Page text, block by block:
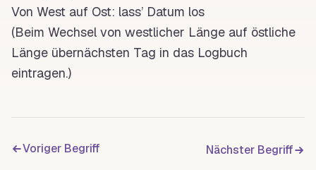
Von West auf Ost: lass’ Datum los
(Beim Wechsel von westlicher Länge auf östliche
Länge übernächsten Tag in das Logbuch
eintragen.)
Voriger Begriff Nächster Begriff